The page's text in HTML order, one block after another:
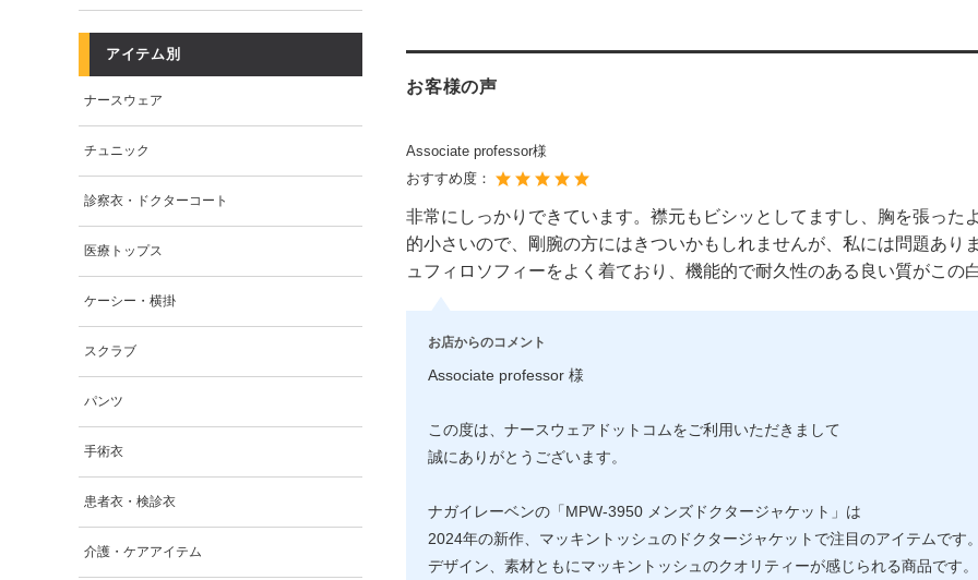
お客様の声
Associate professor様
おすすめ度：
非常にしっかりできています。襟元もビシッとしてますし、胸を張った
的小さいので、剛腕の方にはきついかもしれませんが、私には問題あり
ュフィロソフィーをよく着ており、機能的で耐久性のある良い質がこの
お店からのコメント
Associate professor 様
この度は、ナースウェアドットコムをご利用いただきまして
誠にありがとうございます。
ナガイレーベンの「MPW-3950 メンズドクタージャケット」は
2024年の新作、マッキントッシュのドクタージャケットで注目のアイテムです。
デザイン、素材ともにマッキントッシュのクオリティーが感じられる商品です。
アイテム別
ナースウェア
チュニック
診察衣・ドクターコート
医療トップス
ケーシー・横掛
スクラブ
パンツ
手術衣
患者衣・検診衣
介護・ケアアイテム